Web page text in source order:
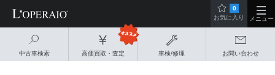
中古車検索 高価買取・査定 車検/修理 お問い合わせ
0
お気に入り
メニュー